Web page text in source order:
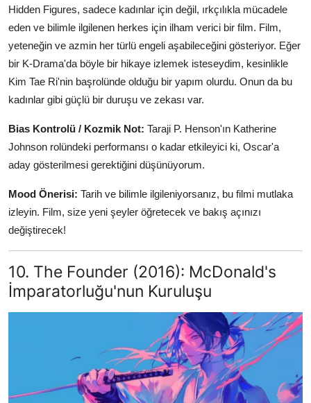
Hidden Figures, sadece kadınlar için değil, ırkçılıkla mücadele
eden ve bilimle ilgilenen herkes için ilham verici bir film. Film,
yeteneğin ve azmin her türlü engeli aşabileceğini gösteriyor. Eğer
bir K-Drama'da böyle bir hikaye izlemek isteseydim, kesinlikle
Kim Tae Ri'nin başrolünde olduğu bir yapım olurdu. Onun da bu
kadınlar gibi güçlü bir duruşu ve zekası var.
Bias Kontrolü / Kozmik Not: Taraji P. Henson'ın Katherine
Johnson rolündeki performansı o kadar etkileyici ki, Oscar'a
aday gösterilmesi gerektiğini düşünüyorum.
Mood Önerisi: Tarih ve bilimle ilgileniyorsanız, bu filmi mutlaka
izleyin. Film, size yeni şeyler öğretecek ve bakış açınızı
değiştirecek!
10. The Founder (2016): McDonald's
İmparatorluğu'nun Kuruluşu